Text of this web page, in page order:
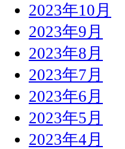
2023年10月
2023年9月
2023年8月
2023年7月
2023年6月
2023年5月
2023年4月